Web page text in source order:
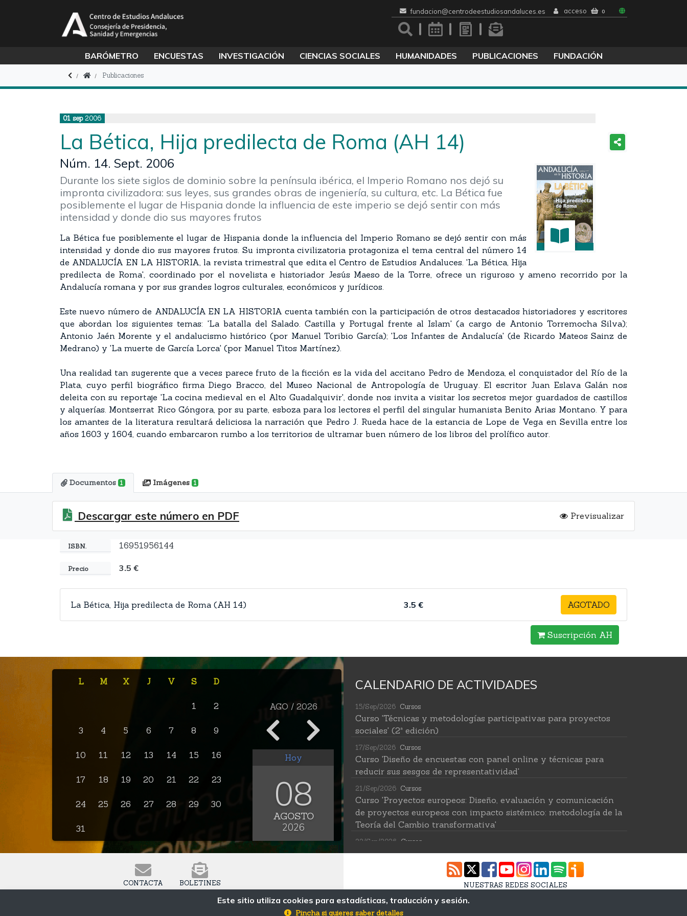
fundacion@centrodeestudiosandaluces.es acceso 0
BARÓMETRO ENCUESTAS INVESTIGACIÓN CIENCIAS SOCIALES HUMANIDADES PUBLICACIONES FUNDACIÓN
Publicaciones
01 sep 2006
La Bética, Hija predilecta de Roma (AH 14)
Núm. 14. Sept. 2006
Durante los siete siglos de dominio sobre la península ibérica, el Imperio Romano nos dejó su
impronta civilizadora: sus leyes, sus grandes obras de ingeniería, su cultura, etc. La Bética fue
posiblemente el lugar de Hispania donde la influencia de este imperio se dejó sentir con más
intensidad y donde dio sus mayores frutos
La Bética fue posiblemente el lugar de Hispania donde la influencia del Imperio Romano se dejó sentir con más
intensidad y donde dio sus mayores frutos. Su impronta civilizatoria protagoniza el tema central del número 14
de ANDALUCÍA EN LA HISTORIA, la revista trimestral que edita el Centro de Estudios Andaluces. 'La Bética, Hija
predilecta de Roma', coordinado por el novelista e historiador Jesús Maeso de la Torre, ofrece un riguroso y ameno recorrido por la
Andalucía romana y por sus grandes logros culturales, económicos y jurídicos.
Este nuevo número de ANDALUCÍA EN LA HISTORIA cuenta también con la participación de otros destacados historiadores y escritores
que abordan los siguientes temas: 'La batalla del Salado. Castilla y Portugal frente al Islam' (a cargo de Antonio Torremocha Silva);
Antonio Jaén Morente y el andalucismo histórico (por Manuel Toribio García); 'Los Infantes de Andalucía' (de Ricardo Mateos Sainz de
Medrano) y 'La muerte de García Lorca' (por Manuel Titos Martínez).
Una realidad tan sugerente que a veces parece fruto de la ficción es la vida del accitano Pedro de Mendoza, el conquistador del Río de la
Plata, cuyo perfil biográfico firma Diego Bracco, del Museo Nacional de Antropología de Uruguay. El escritor Juan Eslava Galán nos
deleita con su reportaje 'La cocina medieval en el Alto Guadalquivir', donde nos invita a visitar los secretos mejor guardados de castillos
y alquerías. Montserrat Rico Góngora, por su parte, esboza para los lectores el perfil del singular humanista Benito Arias Montano. Y para
los amantes de la literatura resultará deliciosa la narración que Pedro J. Rueda hace de la estancia de Lope de Vega en Sevilla entre los
años 1603 y 1604, cuando embarcaron rumbo a los territorios de ultramar buen número de los libros del prolífico autor.
Documentos 1 Imágenes 1
Descargar este número en PDF Previsualizar
ISBN. 16951956144
Precio 3.5 €
La Bética, Hija predilecta de Roma (AH 14) 3.5 € AGOTADO
Suscripción AH
L M X J V S D
1 2
3 4 5 6 7 8 9
10 11 12 13 14 15 16
17 18 19 20 21 22 23
24 25 26 27 28 29 30
31
AGO / 2026
Hoy
08
AGOSTO
2026
CALENDARIO DE ACTIVIDADES
15/Sep/2026 Cursos
Curso 'Técnicas y metodologías participativas para proyectos
sociales' (2ª edición)
17/Sep/2026 Cursos
Curso 'Diseño de encuestas con panel online y técnicas para
reducir sus sesgos de representatividad'
21/Sep/2026 Cursos
Curso 'Proyectos europeos: Diseño, evaluación y comunicación
de proyectos europeos con impacto sistémico: metodología de la
Teoría del Cambio transformativa'
22/Sep/2026 Cursos
Curso 'Herramientas de IA para investigar en ciencias sociales'
datos'
CONTACTA BOLETINES NUESTRAS REDES SOCIALES
MAPA WEB
Este sitio utiliza cookies para estadísticas, traducción y sesión.
Pincha si quieres saber detalles